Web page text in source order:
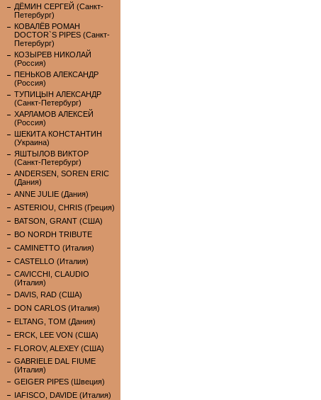
ДЁМИН СЕРГЕЙ (Санкт-
Петербург)
КОВАЛЁВ РОМАН
DOCTOR`S PIPES (Санкт-
Петербург)
КОЗЫРЕВ НИКОЛАЙ
(Россия)
ПЕНЬКОВ АЛЕКСАНДР
(Россия)
ТУПИЦЫН АЛЕКСАНДР
(Санкт-Петербург)
ХАРЛАМОВ АЛЕКСЕЙ
(Россия)
ШЕКИТА КОНСТАНТИН
(Украина)
ЯШТЫЛОВ ВИКТОР
(Санкт-Петербург)
ANDERSEN, SOREN ERIC
(Дания)
ANNE JULIE (Дания)
ASTERIOU, CHRIS (Греция)
BATSON, GRANT (США)
BO NORDH TRIBUTE
CAMINETTO (Италия)
CASTELLO (Италия)
CAVICCHI, CLAUDIO
(Италия)
DAVIS, RAD (США)
DON CARLOS (Италия)
ELTANG, TOM (Дания)
ERCK, LEE VON (США)
FLOROV, ALEXEY (США)
GABRIELE DAL FIUME
(Италия)
GEIGER PIPES (Швеция)
IAFISCO, DAVIDE (Италия)